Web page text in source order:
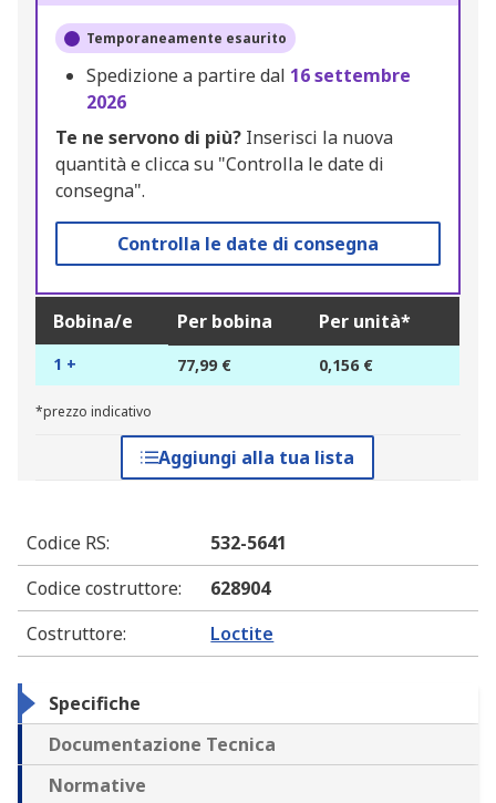
Temporaneamente esaurito
Spedizione a partire dal 16 settembre
2026
Te ne servono di più? Inserisci la nuova
quantità e clicca su "Controlla le date di
consegna".
Controlla le date di consegna
Bobina/e Per bobina Per unità*
1 + 77,99 € 0,156 €
*prezzo indicativo
Aggiungi alla tua lista
Codice RS:
532-5641
Codice costruttore:
628904
Costruttore: Loctite
Specifiche
Documentazione Tecnica
Normative